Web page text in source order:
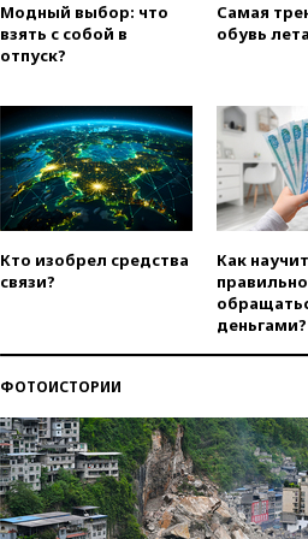
Модный выбор: что
взять с собой в
отпуск?
Самая
обувь
Кто изобрел средства
связи?
Как
правильно
деньгами?
ФОТОИСТОРИИ